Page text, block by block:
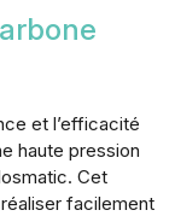
et l’efficacité
haute pression
Cet
facilement